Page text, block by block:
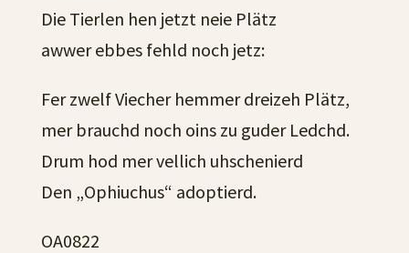
Die Tierlen hen jetzt neie Plätz
awwer ebbes fehld noch jetz:
Fer zwelf Viecher hemmer dreizeh Plätz,
mer brauchd noch oins zu guder Ledchd.
Drum hod mer vellich uhschenierd
Den „Ophiuchus“ adoptierd.
OA0822